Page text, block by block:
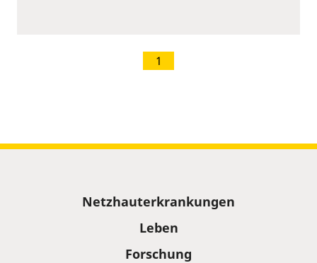
1
Netzhauterkrankungen
Leben
Forschung